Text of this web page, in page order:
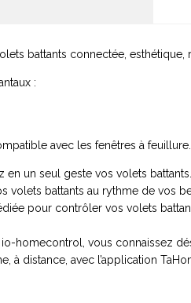
battants connectée,
:
avec les fenêtres à feuillure.
en un seul geste vos volets
volets battants au rythme de vos
pour contrôler vos volets
homecontrol, vous connaissez
à distance, avec l’application